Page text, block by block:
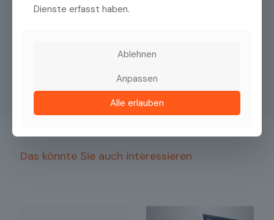
Das könnte Sie auch interessieren
Dienste erfasst haben.
Ablehnen
Anpassen
Alle erlauben